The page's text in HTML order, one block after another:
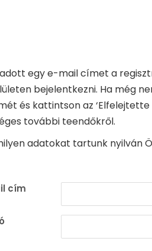
egy e-mail címet a
bejelentkezni. Ha még
és kattintson az
további teendőkről.
adatokat tartunk nyilván
cím